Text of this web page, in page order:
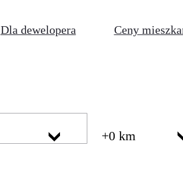
Dla dewelopera Ceny
+0 km